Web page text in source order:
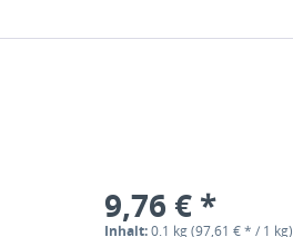
9,76 € *
Inhalt:0.1 kg (97,61 € * / 1 kg)